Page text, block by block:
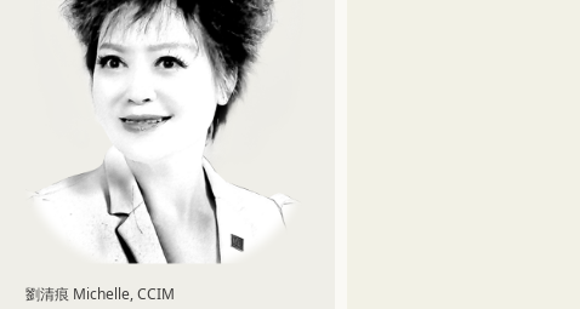
劉清痕 Michelle, CCIM